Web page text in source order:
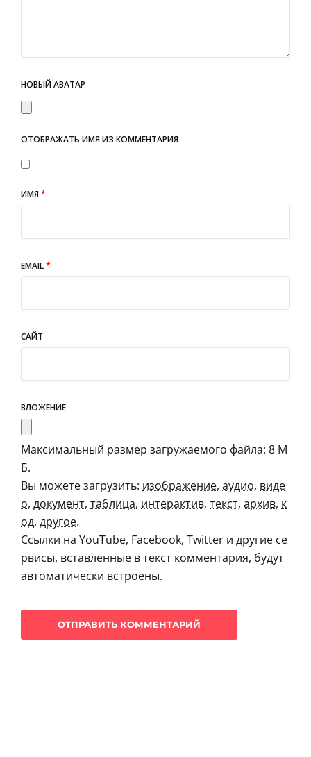
НОВЫЙ АВАТАР
ОТОБРАЖАТЬ ИМЯ ИЗ КОММЕНТАРИЯ
ИМЯ*
EMAIL*
САЙТ
ВЛОЖЕНИЕ
Максимальный размер загружаемого файла: 8 М
Б.
Вы можете загрузить: изображение, аудио, виде
о, документ, таблица, интерактив, текст, архив, к
од, другое.
Ссылки на YouTube, Facebook, Twitter и другие се
рвисы, вставленные в текст комментария, будут
автоматически встроены.